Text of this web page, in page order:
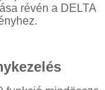
révén a DELTA